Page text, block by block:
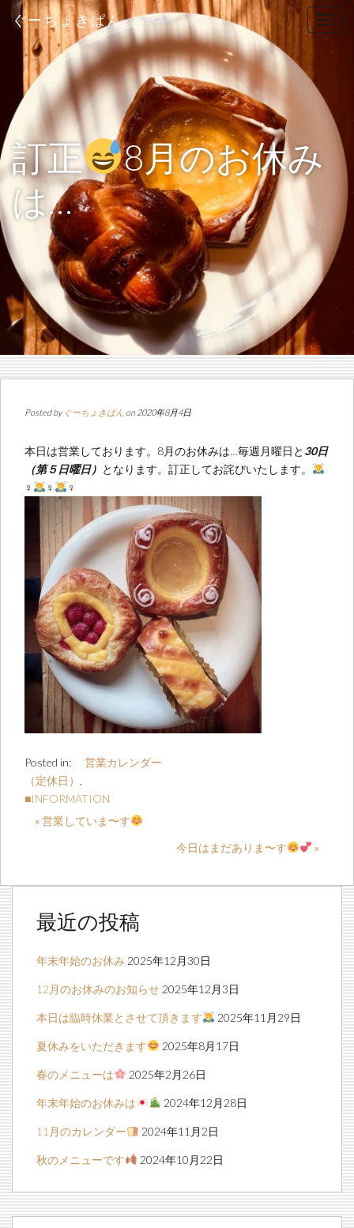
T
e
o
ぐーちょきぱん
訂正
8月のお休み
は…
Posted by ぐーちょきぱん on 2020年8月4日
本日は営業しております。8月のお休みは…毎週月曜日と 30日
（第５日曜日） となります。訂正してお詫びいたします。
‍♀️
‍♀️ ‍♀️
Posted in:
営業カレンダー
（定休日）
■INFORMATION
« 営業していま〜す
今日はまだありま〜す
»
最近の投稿
年末年始のお休み 2025年12月30日
12月のお休みのお知らせ 2025年12月3日
本日は臨時休業とさせて頂きます 2025年11月29日
夏休みをいただきます 2025年8月17日
春のメニューは 2025年2月26日
年末年始のお休みは 2024年12月28日
11月のカレンダー 2024年11月2日
秋のメニューです 2024年10月22日